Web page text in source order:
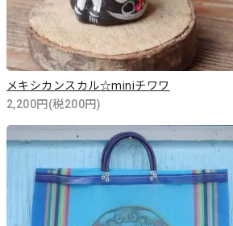
メキシカンスカル☆miniチワワ
2,200円(税200円)